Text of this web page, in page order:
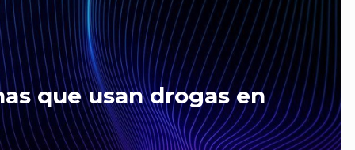
que usan drogas en